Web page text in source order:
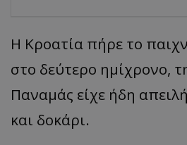
Η Κροατία πήρε το
στο δεύτερο ημίχρονο,
Παναμάς είχε ήδη
και δοκάρι.